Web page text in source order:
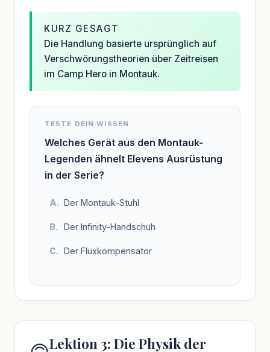
KURZ GESAGT
Die Handlung basierte ursprünglich auf
Verschwörungstheorien über Zeitreisen
im Camp Hero in Montauk.
TESTE DEIN WISSEN
Welches Gerät aus den Montauk-
Legenden ähnelt Elevens Ausrüstung
in der Serie?
Der Montauk-Stuhl
Der Infinity-Handschuh
Der Fluxkompensator
Lektion 3: Die Physik der